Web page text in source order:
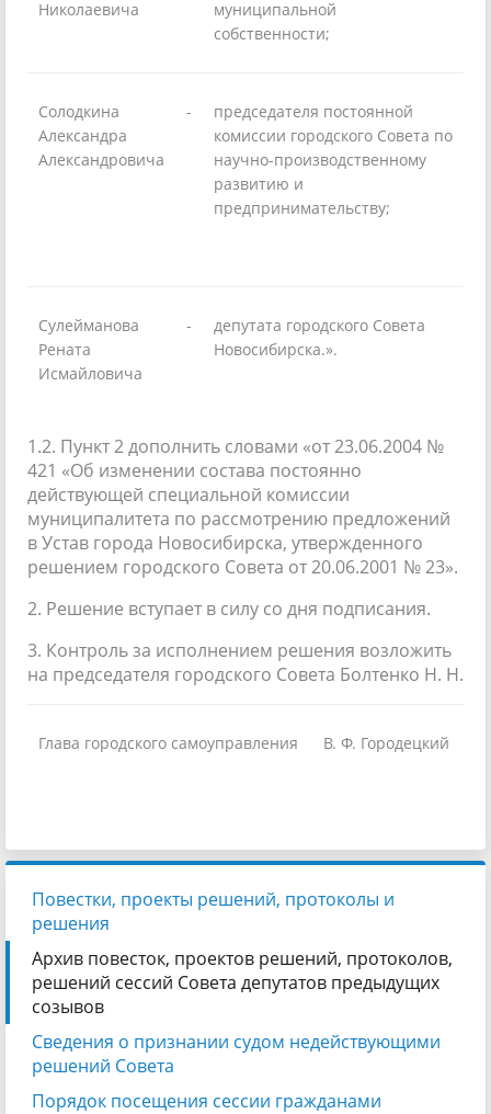
Николаевича
муниципальной
собственности;
Солодкина
Александра
Александровича
-
председателя постоянной
комиссии городского Совета по
научно-производственному
развитию и
предпринимательству;
Сулейманова
Рената
Исмайловича
-
депутата городского Совета
Новосибирска.».
1.2. Пункт 2 дополнить словами «от 23.06.2004 №
421 «Об изменении состава постоянно
действующей специальной комиссии
муниципалитета по рассмотрению предложений
в Устав города Новосибирска, утвержденного
решением городского Совета от 20.06.2001 № 23».
2. Решение вступает в силу со дня подписания.
3. Контроль за исполнением решения возложить
на председателя городского Совета Болтенко Н. Н.
Глава городского самоуправления В. Ф. Городецкий
Повестки, проекты решений, протоколы и
решения
Архив повесток, проектов решений, протоколов,
решений сессий Совета депутатов предыдущих
созывов
Сведения о признании судом недействующими
решений Совета
Порядок посещения сессии гражданами